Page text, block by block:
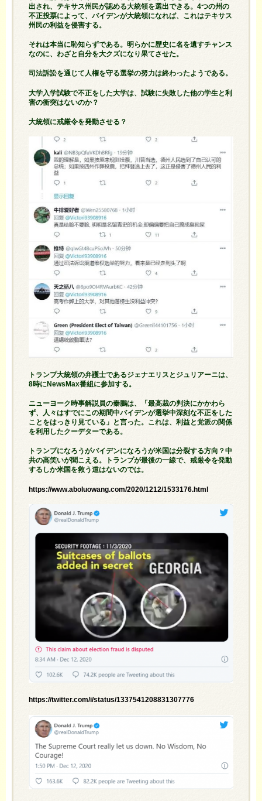
出され、テキサス州民が認める大統領を選出できる。4つの州の
不正投票によって、 バイデンが大統領になれば、これはテキサス
州民の利益を侵害する。
それは本当に恥知らずである。明らかに歴史に名を遺すチャンス
なのに、わざと自分を大クズになり果てさせた。
司法訴訟を通じて人権を守る選挙の努力は終わったようである。
大学入学試験で不正をした大学は、試験に失敗した他の学生と利
害の衝突はないのか？
大統領に戒厳令を発動させる？
トランプ大統領の弁護士であるジェナエリスと ジュリアーニは、
8時にNewsMax番組に参加する。
ニューヨーク 時事解説員の秦鵬は、「最高裁の判決にかかわら
ず、人々はすでにこの期間中バイデンが選挙中深刻な不正をした
ことをはっきり見ている」と言った。これは、利益と党派の関係
を利用したクーデターである。
トランプになろうがバイデンになろうが米国は分裂する方向？中
共の高笑いが聞こえる。トランプが最後の一線で、戒厳令を発動
するしか米国を救う道はないのでは。
https://www.aboluowang.com/2020/1212/1533176.html
https://twitter.com/i/status/1337541208831307776